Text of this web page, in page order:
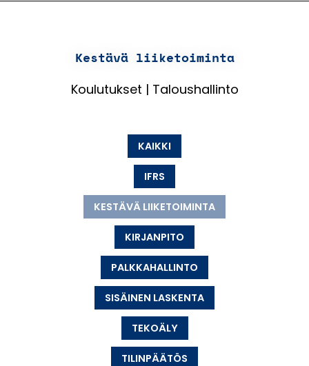
Kestävä liiketoiminta
Koulutukset | Taloushallinto
KAIKKI
IFRS
KESTÄVÄ LIIKETOIMINTA
KIRJANPITO
PALKKAHALLINTO
SISÄINEN LASKENTA
TEKOÄLY
TILINPÄÄTÖS